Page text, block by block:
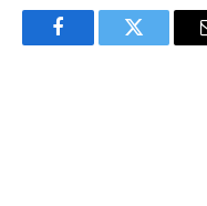
FacebookTwitter